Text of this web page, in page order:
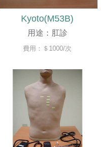
Kyoto(M53B)
用途：肛診
費用：＄1000/次